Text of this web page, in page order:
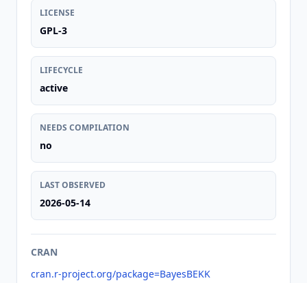
LICENSE
GPL-3
LIFECYCLE
active
NEEDS COMPILATION
no
LAST OBSERVED
2026-05-14
CRAN
cran.r-project.org/package=BayesBEKK